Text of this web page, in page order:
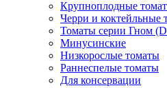
Крупноплодные
Черри и коктейльные
Томаты серии Гном
Минусинские
Низкорослые томаты
Раннеспелые томаты
Для консервации